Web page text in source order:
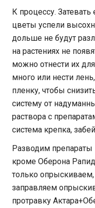
К процессу.
цветы успели
дольше не будут
на растениях не
можно отнести их
много или нести
пленку, чтобы
систему от
раствора с
система крепка,
Разводим препараты
кроме Оберона
только
заправляем
протравку